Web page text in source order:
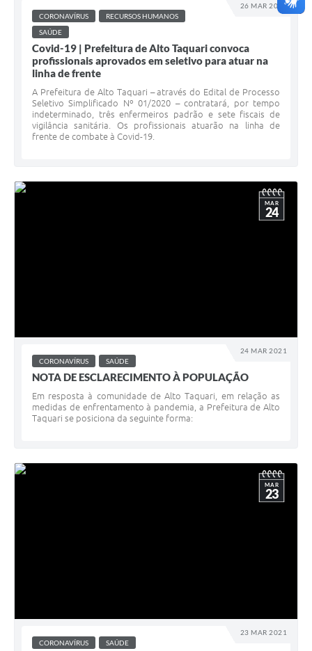
26 MAR 2021
CORONAVÍRUS
RECURSOS HUMANOS
SAÚDE
Covid-19 | Prefeitura de Alto Taquari convoca
profissionais aprovados em seletivo para atuar na
linha de frente
A Prefeitura de Alto Taquari – através do Edital de Processo
Seletivo Simplificado Nº 01/2020 – contratará, por tempo
indeterminado, três enfermeiros padrão e sete fiscais de
vigilância sanitária. Os profissionais atuarão na linha de
frente de combate à Covid-19.
24 MAR 2021
MAR
24
CORONAVÍRUS SAÚDE
NOTA DE ESCLARECIMENTO À POPULAÇÃO
Em resposta à comunidade de Alto Taquari, em relação as
medidas de enfrentamento à pandemia, a Prefeitura de Alto
Taquari se posiciona da seguinte forma:
23 MAR 2021
MAR
23
CORONAVÍRUS SAÚDE